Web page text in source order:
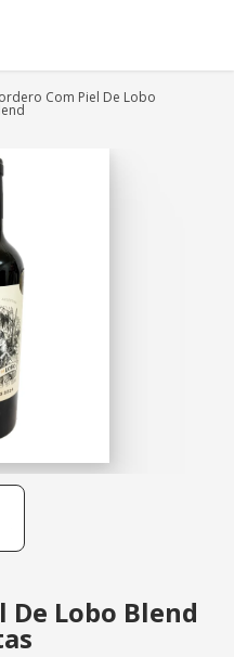
Com Piel De Lobo
De Lobo Blend